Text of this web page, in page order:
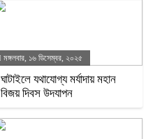
মঙ্গলবার, ১৬ ডিসেম্বর, ২০২৫
ঘাটাইলে যথাযোগ্য মর্যাদায় মহান
বিজয় দিবস উদযাপন